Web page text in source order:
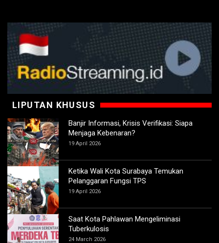
LIPUTAN KHUSUS
Banjir Informasi, Krisis Verifikasi: Siapa
Menjaga Kebenaran?
19 April 2026
Ketika Wali Kota Surabaya Temukan
Pelanggaran Fungsi TPS
19 April 2026
Saat Kota Pahlawan Mengeliminasi
Tuberkulosis
24 March 2026